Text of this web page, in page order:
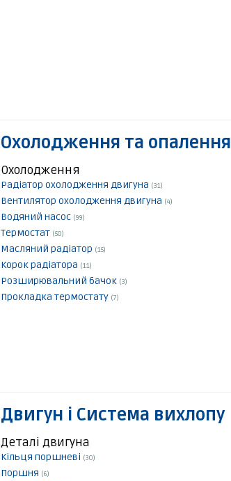
Охолодження та опалення
Охолодження
Радіатор охолодження двигуна (31)
Вентилятор охолодження двигуна (4)
Водяний насос (99)
Термостат (50)
Масляний радіатор (15)
Корок радіатора (11)
Розширювальний бачок (3)
Прокладка термостату (7)
Двигун і Система вихлопу
Деталі двигуна
Кільця поршневі (30)
Поршня (6)